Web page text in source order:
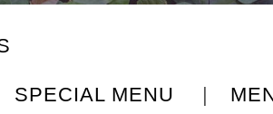
SPECIAL MENU |